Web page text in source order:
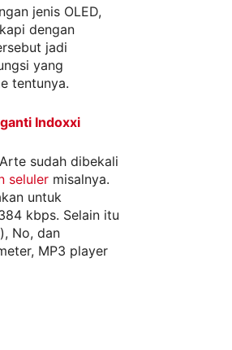
jenis OLED,
dengan
jadi
yang
tentunya.
Indoxxi
sudah dibekali
seluler misalnya.
untuk
kbps. Selain itu
No, dan
MP3 player